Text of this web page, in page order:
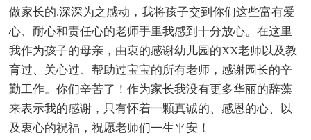
做家长的.深深为之感动，我将孩子交到你们这些富有爱
心、耐心和责任心的老师手里我感到十分放心。在这里
我作为孩子的母亲，由衷的感谢幼儿园的XX老师以及教
育过、关心过、帮助过宝宝的所有老师，感谢园长的辛
勤工作。你们辛苦了！作为家长我没有更多华丽的辞藻
来表示我的感谢，只有怀着一颗真诚的、感恩的心、以
及衷心的祝福，祝愿老师们一生平安！